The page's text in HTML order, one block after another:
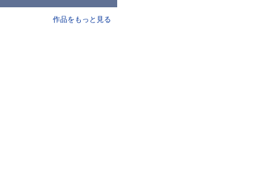
作品をもっと見る